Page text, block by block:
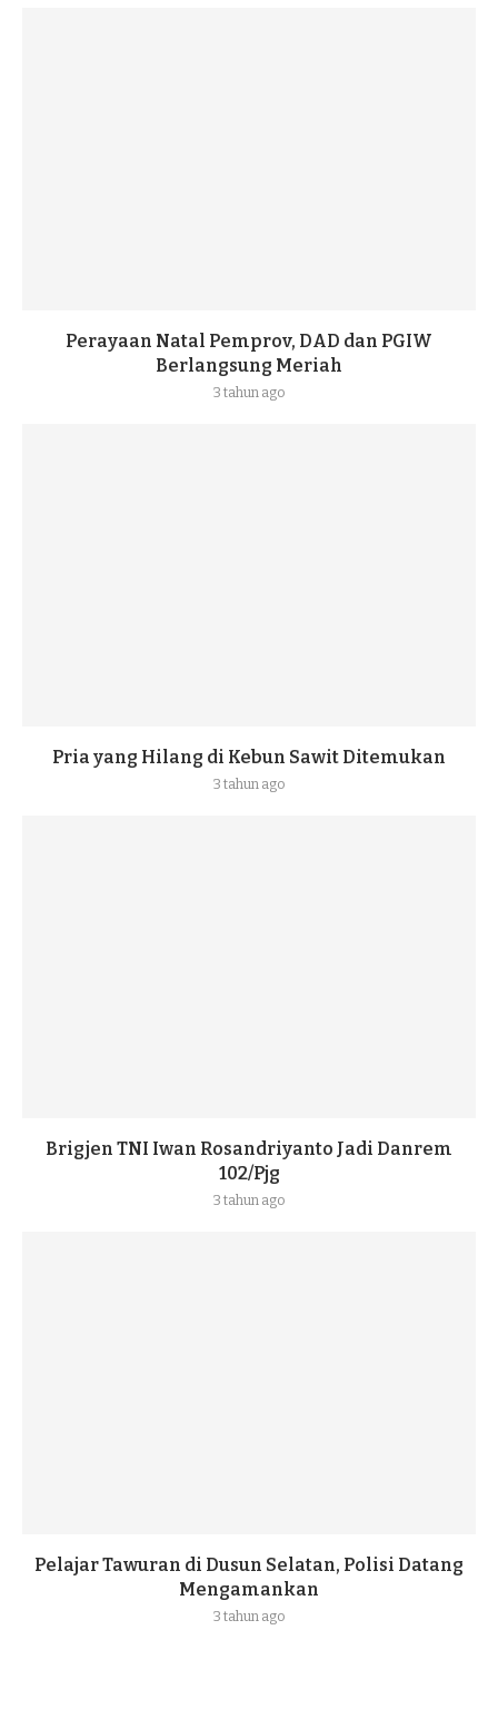
Perayaan Natal Pemprov, DAD dan PGIW
Berlangsung Meriah
3 tahun ago
Pria yang Hilang di Kebun Sawit Ditemukan
3 tahun ago
Brigjen TNI Iwan Rosandriyanto Jadi Danrem
102/Pjg
3 tahun ago
Pelajar Tawuran di Dusun Selatan, Polisi Datang
Mengamankan
3 tahun ago